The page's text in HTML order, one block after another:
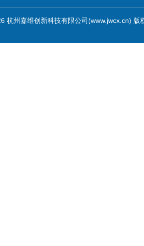
杭州嘉维创新科技有限公司(www.jwcx.cn) 版